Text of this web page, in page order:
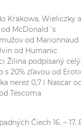
Krakowa, Wieliczky
McDonald´s
od Marionnaud
od Humanic
Žilina podpísaný
s 20% zľavou od
nerez 0,7 l Nascar
Tescoma
Čiech 16. – 17.